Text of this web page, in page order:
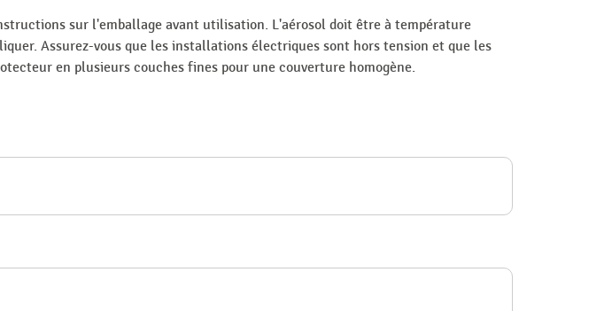
sur l'emballage avant utilisation. L'aérosol doit être à température
Assurez-vous que les installations électriques sont hors tension et que les
en plusieurs couches fines pour une couverture homogène.